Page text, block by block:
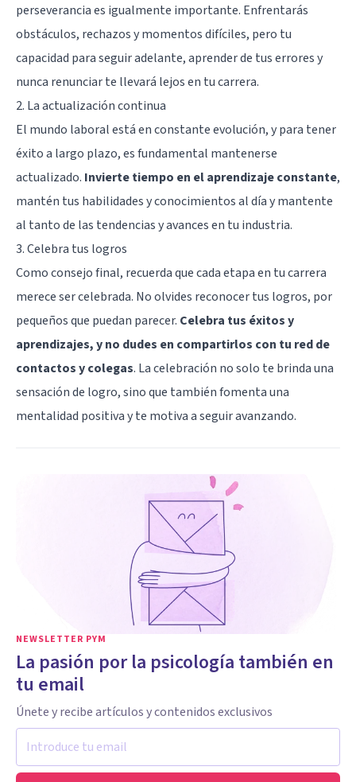
perseverancia es igualmente importante. Enfrentarás
obstáculos, rechazos y momentos difíciles, pero tu
capacidad para seguir adelante, aprender de tus errores y
nunca renunciar te llevará lejos en tu carrera.
2. La actualización continua
El mundo laboral está en constante evolución, y para tener
éxito a largo plazo, es fundamental mantenerse
actualizado. Invierte tiempo en el aprendizaje constante,
mantén tus habilidades y conocimientos al día y mantente
al tanto de las tendencias y avances en tu industria.
3. Celebra tus logros
Como consejo final, recuerda que cada etapa en tu carrera
merece ser celebrada. No olvides reconocer tus logros, por
pequeños que puedan parecer. Celebra tus éxitos y
aprendizajes, y no dudes en compartirlos con tu red de
contactos y colegas. La celebración no solo te brinda una
sensación de logro, sino que también fomenta una
mentalidad positiva y te motiva a seguir avanzando.
NEWSLETTER PYM
La pasión por la psicología también en
tu email
Únete y recibe artículos y contenidos exclusivos